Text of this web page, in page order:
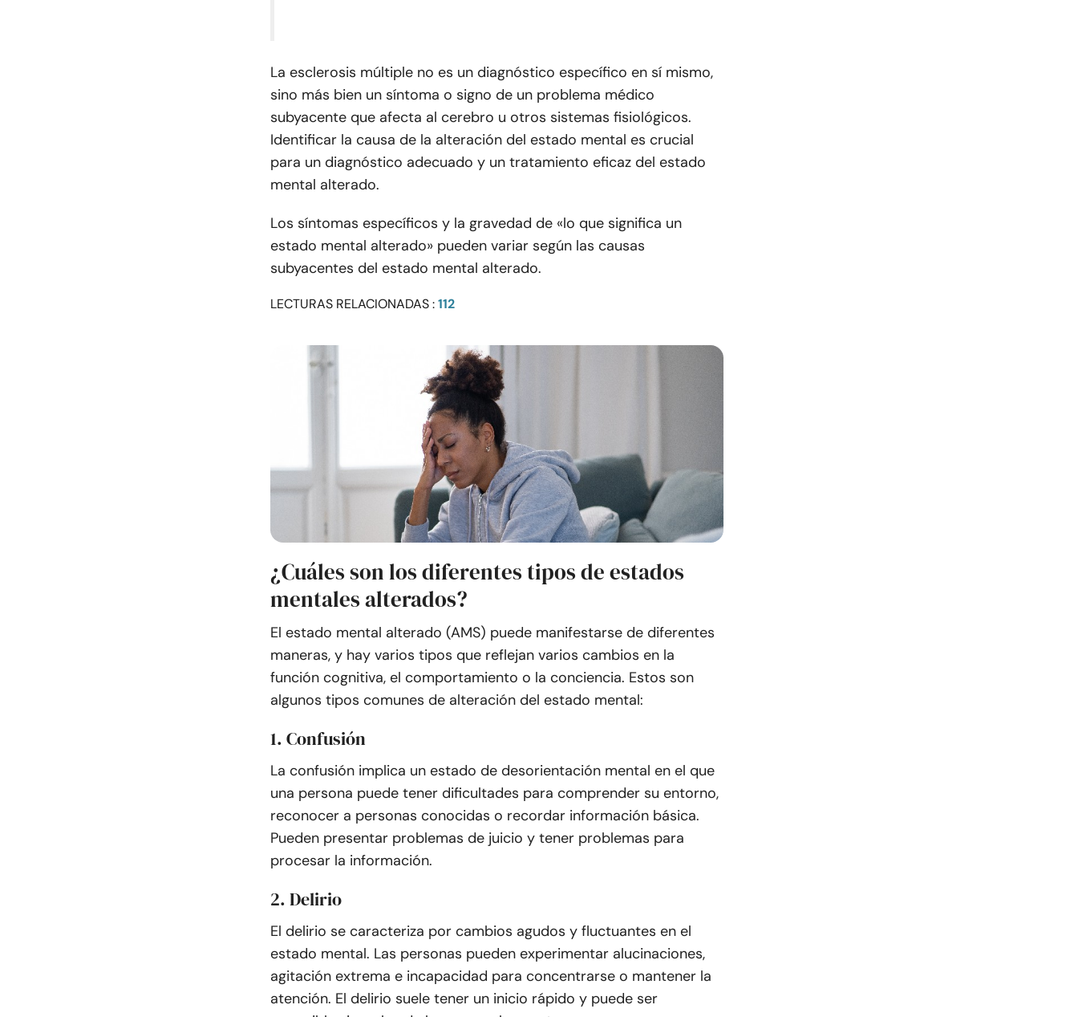
La esclerosis múltiple no es un diagnóstico específico en sí mismo,
sino más bien un síntoma o signo de un problema médico
subyacente que afecta al cerebro u otros sistemas fisiológicos.
Identificar la causa de la alteración del estado mental es crucial
para un diagnóstico adecuado y un tratamiento eficaz del estado
mental alterado.
Los síntomas específicos y la gravedad de «lo que significa un
estado mental alterado» pueden variar según las causas
subyacentes del estado mental alterado.
LECTURAS RELACIONADAS :112
¿Cuáles son los diferentes tipos de estados
mentales alterados?
El estado mental alterado (AMS) puede manifestarse de diferentes
maneras, y hay varios tipos que reflejan varios cambios en la
función cognitiva, el comportamiento o la conciencia. Estos son
algunos tipos comunes de alteración del estado mental:
1. Confusión
La confusión implica un estado de desorientación mental en el que
una persona puede tener dificultades para comprender su entorno,
reconocer a personas conocidas o recordar información básica.
Pueden presentar problemas de juicio y tener problemas para
procesar la información.
2. Delirio
El delirio se caracteriza por cambios agudos y fluctuantes en el
estado mental. Las personas pueden experimentar alucinaciones,
agitación extrema e incapacidad para concentrarse o mantener la
atención. El delirio suele tener un inicio rápido y puede ser